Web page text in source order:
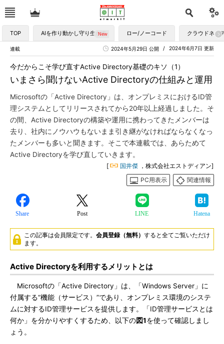
TOP AIを作り動かし守り生かす ロー/ノーコード クラウドネイ
連載 2024年6月7日 更新
2024年5月29日 公開
いまさら聞けないActive Directoryの仕組みと運用
今だからこそ学び直すActive Directory基礎のキソ（1）
Microsoftの「Active Directory」は、オンプレミスにおけるID管
理システムとしてリリースされてから20年以上経過しました。そ
の間、Active Directoryの構築や運用に携わってきたメンバーは
去り、社内にノウハウもないまま引き継がなければならなくなっ
たメンバーも多いと聞きます。そこで本連載では、あらためて
Active Directoryを学び直していきます。
[ 国井傑 ，株式会社エストディアン]
PC用表示
関連情報
Share Post LINE Hatena
この記事は会員限定です。 会員登録（無料） すると全てご覧いただけ
ます。
Active Directoryを利用するメリットとは
Microsoftの「Active Directory」は、「Windows Server」に
付属する“機能（サービス）”であり、オンプレミス環境のシステ
ムに対するID管理サービスを提供します。「ID管理サービスとは
何か」を分かりやすくするため、以下の図1を使って確認しまし
ょう。